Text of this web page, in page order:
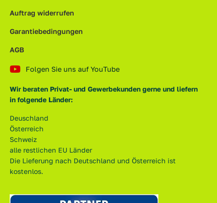
Auftrag widerrufen
Garantiebedingungen
AGB
Folgen Sie uns auf YouTube
Wir beraten Privat- und Gewerbekunden gerne und liefern
in folgende Länder:
Deuschland
Österreich
Schweiz
alle restlichen EU Länder
Die Lieferung nach Deutschland und Österreich ist
kostenlos.